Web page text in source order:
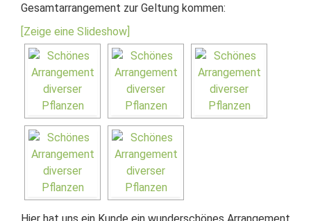
Gesamtarrangement zur Geltung kommen:
[Zeige eine Slideshow]